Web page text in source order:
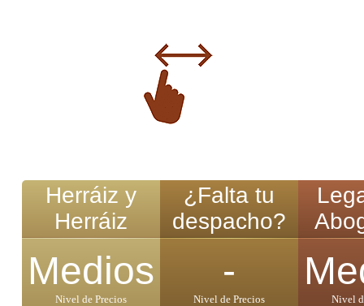
Herráiz y
Herráiz
Medios
Nivel de Precios
¿Falta tu
despacho?
-
Nivel de Precios Nivel